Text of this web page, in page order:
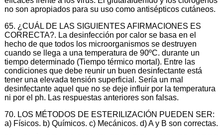
no son apropiados para su uso como antisépticos cutáneos.
65. ¿CUÁL DE LAS SIGUIENTES AFIRMACIONES ES
CORRECTA?. La desinfección por calor se basa en el
hecho de que todos los microorganismos se destruyen
cuando se llega a una temperatura de 90ºC. durante un
tiempo determinado (Tiempo térmico mortal). Entre las
condiciones que debe reunir un buen desinfectante está
tener una elevada tensión superficial. Sería un mal
desinfectante aquel que no se deje influir por la temperatura
ni por el ph. Las respuestas anteriores son falsas.
70. LOS MÉTODOS DE ESTERILIZACIÓN PUEDEN SER:
a) Físicos. b) Químicos. c) Mecánicos. d) A y B son correctas.